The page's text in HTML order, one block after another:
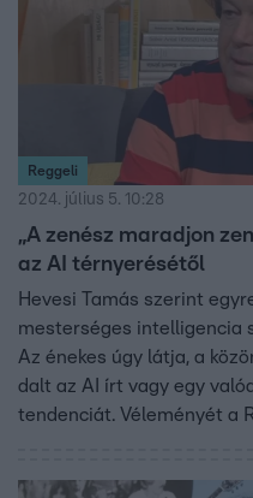
Reggeli
2024. július 5. 10:28
„A zenész maradjon
az AI térnyerésétől
Hevesi Tamás szerint
mesterséges intelligencia
Az énekes úgy látja, a
dalt az AI írt vagy egy
tendenciát. Véleményét a